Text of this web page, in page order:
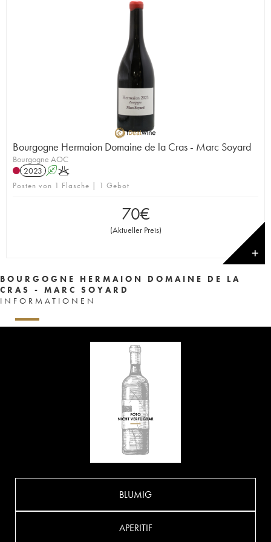
Bourgogne Hermaion Domaine de la Cras - Marc Soyard
Bourgogne AOC
2023 AK
Posten von 1 Flasche | 1 Gebot
70€
(Aktueller Preis)
✕
BOURGOGNE HERMAION DOMAINE DE LA
CRAS - MARC SOYARD
INFORMATIONEN
BLUMIG
APERITIF